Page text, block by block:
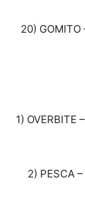
20) GOMITO
1) OVERBITE
2) PESCA